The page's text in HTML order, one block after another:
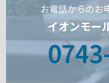
お電話からのお
イオンモー